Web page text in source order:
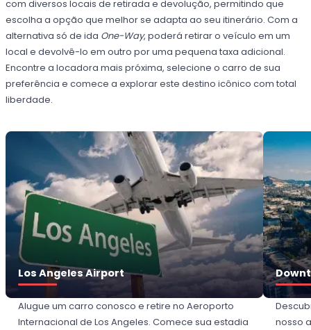
com diversos locais de retirada e devolução, permitindo que
escolha a opção que melhor se adapta ao seu itinerário. Com a
alternativa só de ida One-Way, poderá retirar o veículo em um
local e devolvê-lo em outro por uma pequena taxa adicional.
Encontre a locadora mais próxima, selecione o carro de sua
preferência e comece a explorar este destino icônico com total
liberdade.
Los Angeles Airport
Alugue um carro conosco e retire no Aeroporto
Internacional de Los Angeles. Comece sua estadia
nosso